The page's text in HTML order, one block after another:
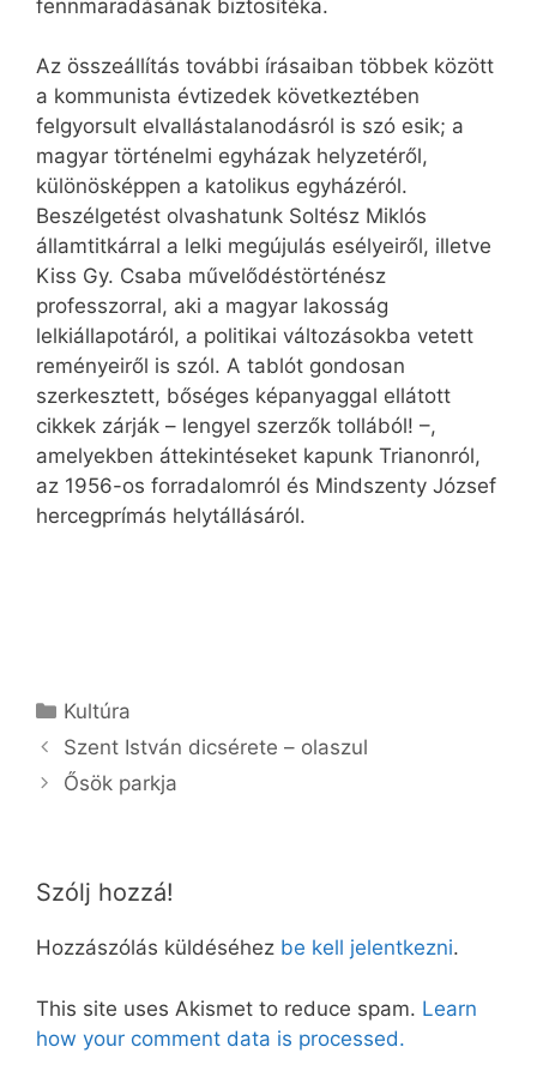
fennmaradásának biztosítéka.
Az összeállítás további írásaiban többek között
a kommunista évtizedek következtében
felgyorsult elvallástalanodásról is szó esik; a
magyar történelmi egyházak helyzetéről,
különösképpen a katolikus egyházéról.
Beszélgetést olvashatunk Soltész Miklós
államtitkárral a lelki megújulás esélyeiről, illetve
Kiss Gy. Csaba művelődéstörténész
professzorral, aki a magyar lakosság
lelkiállapotáról, a politikai változásokba vetett
reményeiről is szól. A tablót gondosan
szerkesztett, bőséges képanyaggal ellátott
cikkek zárják – lengyel szerzők tollából! –,
amelyekben áttekintéseket kapunk Trianonról,
az 1956-os forradalomról és Mindszenty József
hercegprímás helytállásáról.
Kategória
Kultúra
Szent István dicsérete – olaszul
Ősök parkja
Szólj hozzá!
Hozzászólás küldéséhez be kell jelentkezni.
This site uses Akismet to reduce spam. Learn
how your comment data is processed.